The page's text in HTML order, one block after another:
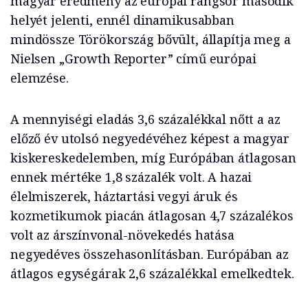
helyét jelenti, ennél dinamikusabban
mindössze Törökország bővült, állapítja meg a
Nielsen „Growth Reporter” című európai
elemzése.
A mennyiségi eladás 3,6 százalékkal nőtt a az
előző év utolsó negyedévéhez képest a magyar
kiskereskedelemben, míg Európában átlagosan
ennek mértéke 1,8 százalék volt. A hazai
élelmiszerek, háztartási vegyi áruk és
kozmetikumok piacán átlagosan 4,7 százalékos
volt az árszínvonal-növekedés hatása
negyedéves összehasonlításban. Európában az
átlagos egységárak 2,6 százalékkal emelkedtek.